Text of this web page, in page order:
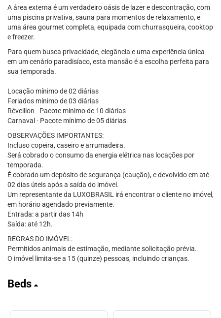
A área externa é um verdadeiro oásis de lazer e descontração, com
uma piscina privativa, sauna para momentos de relaxamento, e
uma área gourmet completa, equipada com churrasqueira, cooktop
e freezer.
Para quem busca privacidade, elegância e uma experiência única
em um cenário paradisíaco, esta mansão é a escolha perfeita para
sua temporada.
Locação mínimo de 02 diárias
Feriados mínimo de 03 diárias
Réveillon - Pacote mínimo de 10 diárias
Carnaval - Pacote mínimo de 05 diárias
OBSERVAÇÕES IMPORTANTES:
Incluso copeira, caseiro e arrumadeira.
Será cobrado o consumo da energia elétrica nas locações por
temporada.
É cobrado um depósito de segurança (caução), e devolvido em até
02 dias úteis após a saída do imóvel.
Um representante da LUXOBRASIL irá encontrar o cliente no imóvel,
em horário agendado previamente.
Entrada: a partir das 14h
Saída: até 12h.
REGRAS DO IMÓVEL:
Permitidos animais de estimação, mediante solicitação prévia.
O imóvel limita-se a 15 (quinze) pessoas, incluindo crianças.
Beds